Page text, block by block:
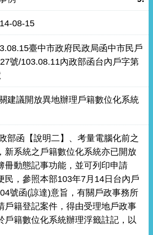
08-15
臺中市政府民政局函中市民戶
號/103.08.11內政部函台內戶字第
建議開放異地辦理戶籍數位化系統
部函【說明二】、考量電腦化前之
新系統之戶籍數位化系統亦已開放
冊動態記事功能，並可列印申請
民，參照本部103年7月14日台內戶
號函(諒達)意旨，有關戶政事務所
戶籍登記案件，得由受理地戶政事
戶籍數位化系統辦理浮籤註記，以